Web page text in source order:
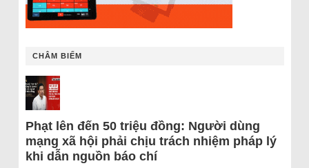
CHÂM BIẾM
Phạt lên đến 50 triệu đồng: Người dùng
mạng xã hội phải chịu trách nhiệm pháp lý
khi dẫn nguồn báo chí